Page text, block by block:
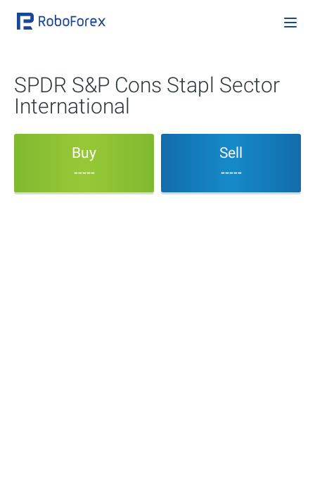
SPDR S&P Cons Stapl Sector
International
Buy
-----
Sell
-----